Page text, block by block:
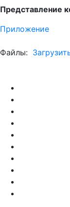
Представление
Приложение
Файлы: